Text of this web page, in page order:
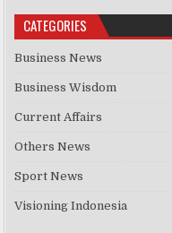
CATEGORIES
Business News
Business Wisdom
Current Affairs
Others News
Sport News
Visioning Indonesia